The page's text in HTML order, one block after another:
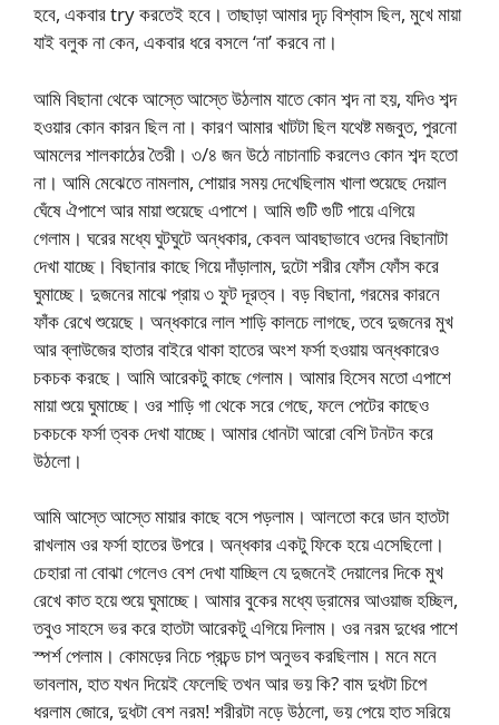
হবে, একবার try করতেই হবে। তাছাড়া আমার দৃঢ় বিশ্বাস ছিল, মুখে মায়া
যাই বলুক না কেন, একবার ধরে বসলে ‘না’ করবে না।
আমি বিছানা থেকে আস্তে আস্তে উঠলাম যাতে কোন শব্দ না হয়, যদিও শব্দ
হওয়ার কোন কারন ছিল না। কারণ আমার খাটটা ছিল যথেষ্ট মজবুত, পুরনো
আমলের শালকাঠের তৈরী। ৩/৪ জন উঠে নাচানাচি করলেও কোন শব্দ হতো
না। আমি মেঝেতে নামলাম, শোয়ার সময় দেখেছিলাম খালা শুয়েছে দেয়াল
ঘেঁষে ঐপাশে আর মায়া শুয়েছে এপাশে। আমি গুটি গুটি পায়ে এগিয়ে
গেলাম। ঘরের মধ্যে ঘুটঘুটে অন্ধকার, কেবল আবছাভাবে ওদের বিছানাটা
দেখা যাচ্ছে। বিছানার কাছে গিয়ে দাঁড়ালাম, দুটো শরীর ফোঁস ফোঁস করে
ঘুমাচ্ছে। দুজনের মাঝে প্রায় ৩ ফুট দূরত্ব। বড় বিছানা, গরমের কারনে
ফাঁক রেখে শুয়েছে। অন্ধকারে লাল শাড়ি কালচে লাগছে, তবে দুজনের মুখ
আর ব্লাউজের হাতার বাইরে থাকা হাতের অংশ ফর্সা হওয়ায় অন্ধকারেও
চকচক করছে। আমি আরেকটু কাছে গেলাম। আমার হিসেব মতো এপাশে
মায়া শুয়ে ঘুমাচ্ছে। ওর শাড়ি গা থেকে সরে গেছে, ফলে পেটের কাছেও
চকচকে ফর্সা ত্বক দেখা যাচ্ছে। আমার ধোনটা আরো বেশি টনটন করে
উঠলো।
আমি আস্তে আস্তে মায়ার কাছে বসে পড়লাম। আলতো করে ডান হাতটা
রাখলাম ওর ফর্সা হাতের উপরে। অন্ধকার একটু ফিকে হয়ে এসেছিলো।
চেহারা না বোঝা গেলেও বেশ দেখা যাচ্ছিল যে দুজনেই দেয়ালের দিকে মুখ
রেখে কাত হয়ে শুয়ে ঘুমাচ্ছে। আমার বুকের মধ্যে ড্রামের আওয়াজ হচ্ছিল,
তবুও সাহসে ভর করে হাতটা আরেকটু এগিয়ে দিলাম। ওর নরম দুধের পাশে
স্পর্শ পেলাম। কোমড়ের নিচে প্রচন্ড চাপ অনুভব করছিলাম। মনে মনে
ভাবলাম, হাত যখন দিয়েই ফেলেছি তখন আর ভয় কি? বাম দুধটা চিপে
ধরলাম জোরে, দুধটা বেশ নরম! শরীরটা নড়ে উঠলো, ভয় পেয়ে হাত সরিয়ে